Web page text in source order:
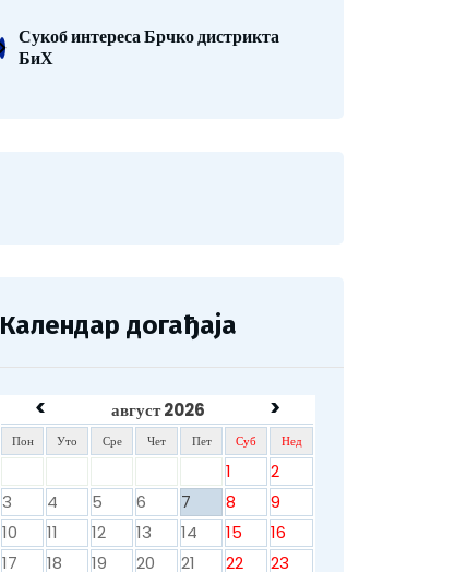
Сукоб интереса Брчко дистрикта
БиХ
Календар догађаја
< август 2026 >
Пон Уто Сре Чет Пет Суб Нед
1
2
3
4 5 6 7 8
9
10
11 12 13 14 15
16
17
18 19 20 21 22
23